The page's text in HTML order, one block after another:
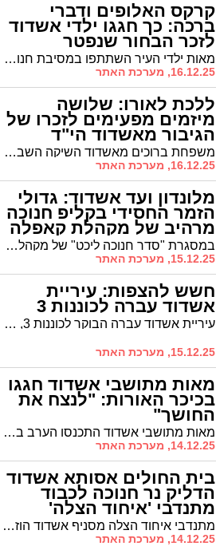
קרקס האלופים ודברי
ברכה: כך חגגו ילדי אשדוד
לזכר הבחור שנפטר
מאות ילדי העיר השתתפו במסיבת חנוכה מרכזית וקיבלו פרסים יקירי ערך. הרב עובדיה דהן יו"ר המועה"ד: "הילדים דומים לנרות החנוכה שהם קודש, כל ילד הוא עם נשמה גבוהה וטהורה"
16.12.25, מערכת האתר
ללכת לאורו: שלושה
מיזמים מפעימים לזכרו של
הגיבור מאשדוד הי"ד
משפחת ברוכים מאשדוד השיקה השבוע קמפיין מימון המונים להקמת שלושה מיזמים לזכרו של סמ"ר יוסף איתמר ברוכים הי"ד, שנפל במלחמת חרבות ברזל חודש בלבד לפני שחרורו מהצבא. כנסו והרימו תרומתכם!
16.12.25, מערכת האתר
מלונדון ועד אשדוד: גדולי
הזמר החסידי בקליפ חנוכה
מרהיב של מקהלת קאפלה
(וידאו) במסגרת "סדר חנוכה ליכט" של מקהלת קאפלה בניצוחו של נותי רוטמן, מתארחים הזמרים גרשי אורי, אמן הרגש האשדודי עוזיאל דייטש ומנדי וייס בפרויקט מוסיקלי ייחודי
15.12.25, מערכת האתר
חשש להצפות: עיריית
אשדוד עברה לכוננות 3
עיריית אשדוד עברה הבוקר לכוננות 3, רמת הכוננות הגבוהה ביותר של מטה החורף העירוני, בעקבות תחזיות למשקעים חזקים הצפויים באזור עד יום רביעי בצהריים. ההחלטה התקבלה לאור חשש להצפות במוקדים שונים ברחבי העיר
15.12.25, מערכת האתר
מאות מתושבי אשדוד חגגו
בכיכר האורות: "לנצח את
החושך"
מאות מתושבי אשדוד התכנסו הערב ב'כיכר האורות' של חב"ד ברובע ט"ו להדלקת נר חנוכה עירונית, לאחר תהלוכת הלפידים המסורתית של ילדי העיר
14.12.25, מערכת האתר
בית החולים אסותא אשדוד
הדליק נר חנוכה לכבוד
מתנדבי 'איחוד הצלה'
מתנדבי איחוד הצלה מסניף אשדוד הוזמנו הערב לבית החולים אסותא להדלקת נר חנוכה ראשון שהוקדש לכבודם. הטקס התקיים בנוכחות ראש העיר ד"ר לסרי, צוותים רפואיים ומטופלים. הנר הודלק כהוקרה לפעילותם המתמשכת של המתנדבים בעיר ובפרויקט המשותף עם בית החולים
14.12.25, מערכת האתר